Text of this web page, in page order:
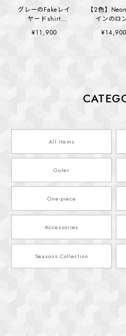
グレーのFakeレイ
ヤードshirt
(kai1321)
¥11,900
【2色】
インのロ
(kai1355)
¥14,900
All Items
Outer
One-piece
Accessories
Seasons Collection